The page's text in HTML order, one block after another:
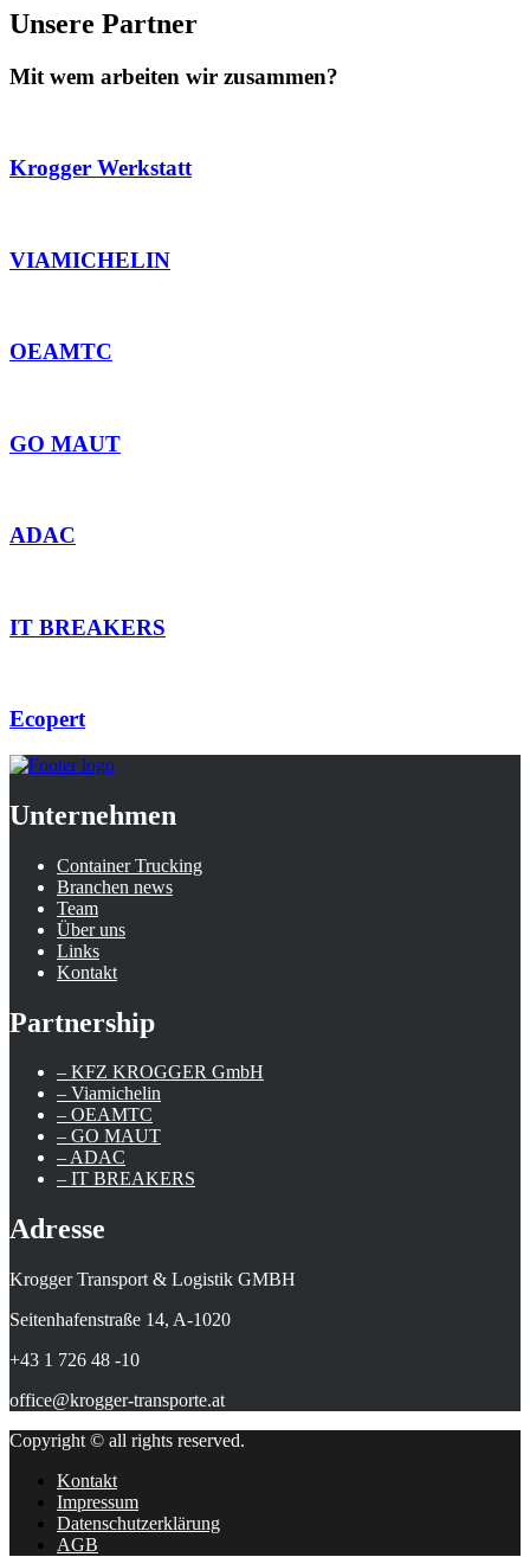
Unsere Partner
Mit wem arbeiten wir zusammen?
Krogger Werkstatt
VIAMICHELIN
OEAMTC
GO MAUT
ADAC
IT BREAKERS
Ecopert
Unternehmen
Container Trucking
Branchen news
Team
Über uns
Links
Kontakt
Partnership
– KFZ KROGGER GmbH
– Viamichelin
– OEAMTC
– GO MAUT
– ADAC
– IT BREAKERS
Adresse
Krogger Transport & Logistik GMBH
Seitenhafenstraße 14, A-1020
+43 1 726 48 -10
office@krogger-transporte.at
Copyright © all rights reserved.
Kontakt
Impressum
Datenschutzerklärung
AGB